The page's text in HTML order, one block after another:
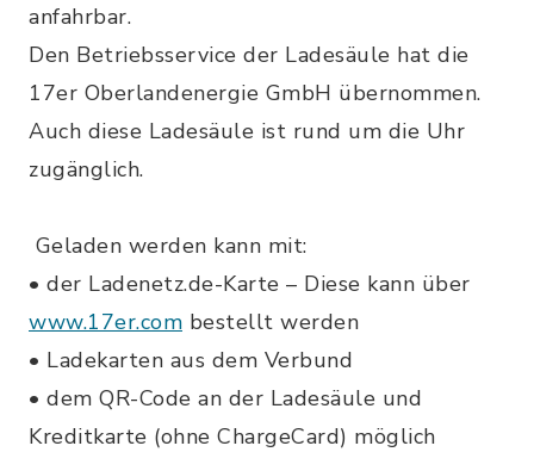
anfahrbar.
Den Betriebsservice der Ladesäule hat die
17er Oberlandenergie GmbH übernommen.
Auch diese Ladesäule ist rund um die Uhr
zugänglich.
Geladen werden kann mit:
• der Ladenetz.de-Karte – Diese kann über
www.17er.com bestellt werden
• Ladekarten aus dem Verbund
• dem QR-Code an der Ladesäule und
Kreditkarte (ohne ChargeCard) möglich